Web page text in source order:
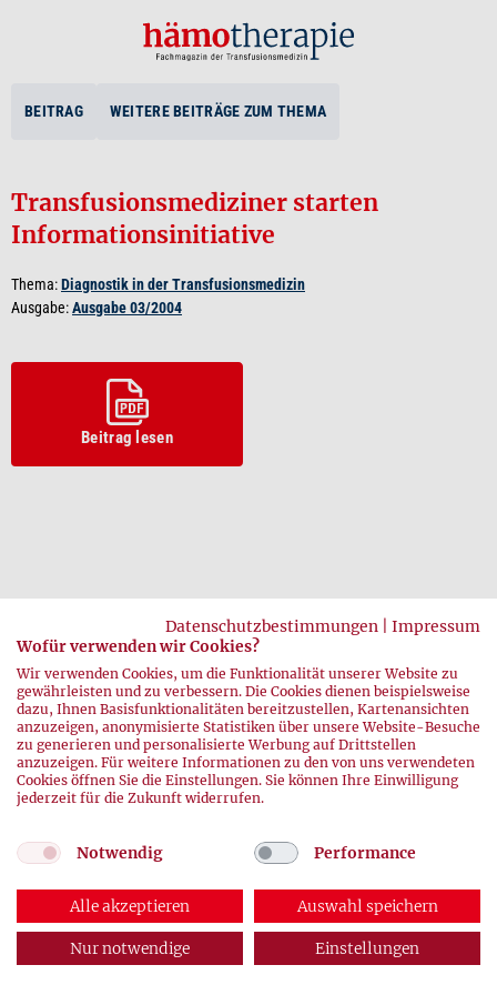
BEITRAG WEITERE BEITRÄGE ZUM THEMA
Transfusionsmediziner starten
Informationsinitiative
Thema:Diagnostik in der Transfusionsmedizin
Ausgabe:Ausgabe 03/2004
Beitrag lesen
zurück
Impressum
Datenschutz
ABONNEMENT AUSGABEN KONTAKT
Datenschutzbestimmungen
Impressum
Wofür verwenden wir Cookies?
Wir verwenden Cookies, um die Funktionalität unserer Website zu
gewährleisten und zu verbessern. Die Cookies dienen beispielsweise
dazu, Ihnen Basisfunktionalitäten bereitzustellen, Kartenansichten
anzuzeigen, anonymisierte Statistiken über unsere Website-Besuche
zu generieren und personalisierte Werbung auf Drittstellen
anzuzeigen. Für weitere Informationen zu den von uns verwendeten
Cookies öffnen Sie die Einstellungen. Sie können Ihre Einwilligung
jederzeit für die Zukunft widerrufen.
Notwendig Performance
Alle akzeptieren Auswahl speichern
Nur notwendige Einstellungen